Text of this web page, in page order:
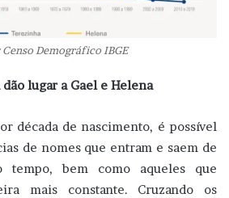
Censo Demográfico IBGE
lugar a Gael e Helena
década de nascimento, é possível
de nomes que entram e saem de
tempo, bem como aqueles que
mais constante. Cruzando os